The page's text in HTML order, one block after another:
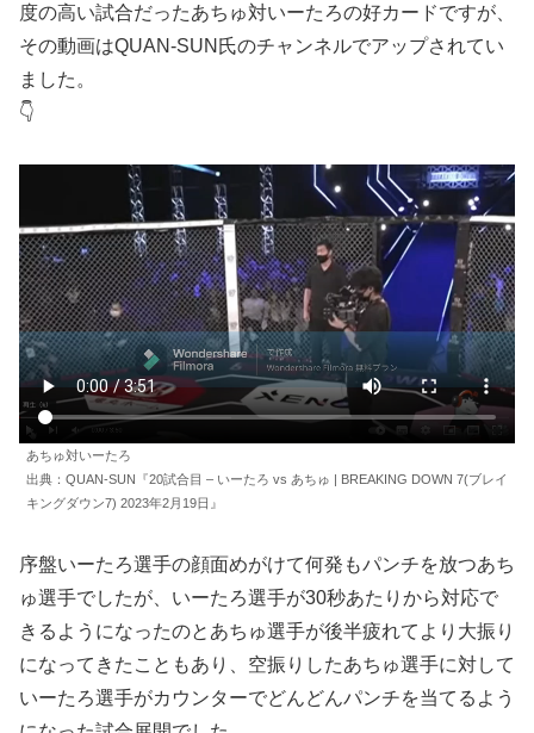
度の高い試合だったあちゅ対いーたろの好カードですが、
その動画はQUAN-SUN氏のチャンネルでアップされてい
ました。
👇
あちゅ対いーたろ
出典：QUAN-SUN『20試合目 – いーたろ vs あちゅ | BREAKING DOWN 7(ブレイ
キングダウン7) 2023年2月19日』
序盤いーたろ選手の顔面めがけて何発もパンチを放つあち
ゅ選手でしたが、いーたろ選手が30秒あたりから対応で
きるようになったのとあちゅ選手が後半疲れてより大振り
になってきたこともあり、空振りしたあちゅ選手に対して
いーたろ選手がカウンターでどんどんパンチを当てるよう